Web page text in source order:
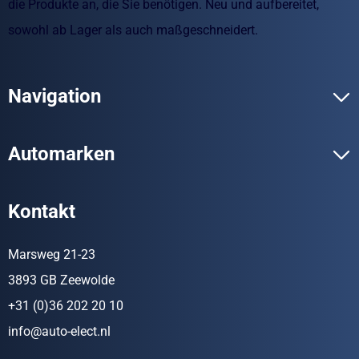
die Produkte an, die Sie benötigen. Neu und aufbereitet,
sowohl ab Lager als auch maßgeschneidert.
Navigation
Automarken
Kontakt
Marsweg 21-23
3893 GB Zeewolde
+31 (0)36 202 20 10
info@auto-elect.nl